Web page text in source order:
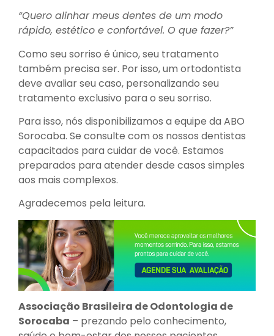
“Quero alinhar meus dentes de um modo
rápido, estético e confortável. O que fazer?”
Como seu sorriso é único, seu tratamento
também precisa ser. Por isso, um ortodontista
deve avaliar seu caso, personalizando seu
tratamento exclusivo para o seu sorriso.
Para isso, nós disponibilizamos a equipe da ABO
Sorocaba. Se consulte com os nossos dentistas
capacitados para cuidar de você. Estamos
preparados para atender desde casos simples
aos mais complexos.
Agradecemos pela leitura.
Associação Brasileira de Odontologia de
Sorocaba – prezando pelo conhecimento,